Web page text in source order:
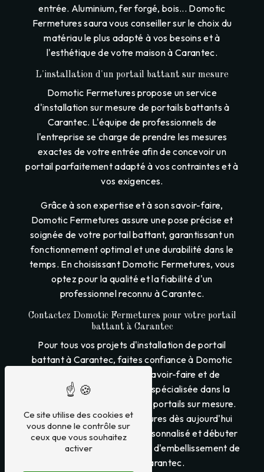
entrée. Aluminium, fer forgé, bois... Domotic
Fermetures saura vous conseiller sur le choix du
matériau le plus adapté à vos besoins et à
l'esthétique de votre maison à Carantec.
L'installation d'un portail battant sur mesure
Domotic Fermetures propose un service
d'installation sur mesure de portails battants à
Carantec. L'équipe de professionnels de
l'entreprise se charge de prendre les mesures
exactes de votre entrée afin de concevoir un
portail parfaitement adapté à vos contraintes et à
vos exigences.
Grâce à son expertise et à son savoir-faire,
Domotic Fermetures assure une pose précise et
soignée de votre portail battant, garantissant un
fonctionnement optimal et une durabilité dans le
temps. En choisissant Domotic Fermetures, vous
optez pour la qualité et la fiabilité d'un
professionnel reconnu à Carantec.
Contactez Domotic Fermetures pour votre portail
battant à Carantec
Pour tous vos projets d'installation de portail
battant à Carantec, faites confiance à Domotic
Fermetures. Profitez du savoir-faire et de
l'expertise d'une entreprise spécialisée dans la
fabrication et l'installation de portails sur mesure.
Contactez Domotic Fermetures dès aujourd'hui
pour bénéficier d'un devis personnalisé et débuter
votre projet de sécurisation et d'embellissement de
votre entrée à Carantec.
Ce site utilise des cookies et
vous donne le contrôle sur
ceux que vous souhaitez
activer